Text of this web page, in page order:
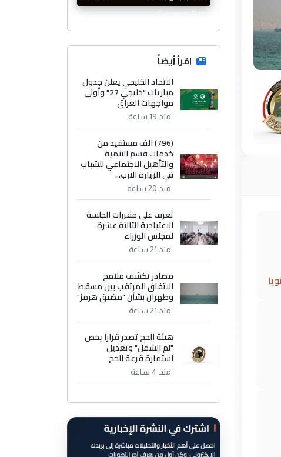
CurrencyRate
اقرأ أيضاً
الاتحاد الخليجي يعلن جدول
مباريات "خليجي 27" وأولى
مواجهات العراق
منذ 19 ساعة
(796) الف مستفيد من
خدمات قسم التنمية
والتأهيل الاجتماعي للشباب
في الزيارة الارب...
منذ 20 ساعة
تعرف على مقررات الجلسة
الاعتيادية الثالثة عشرة
لمجلس الوزراء
منذ 21 ساعة
مصادر تكشف ملامح
الاتفاق المرتقب بين مسقط
وطهران بشأن "مضيق هرمز"
منذ 21 ساعة
هيئة الحج تصدر قرارا يخص
"لم الشمل" وتعديل
استمارة قرعة الحج
منذ 4 ساعة